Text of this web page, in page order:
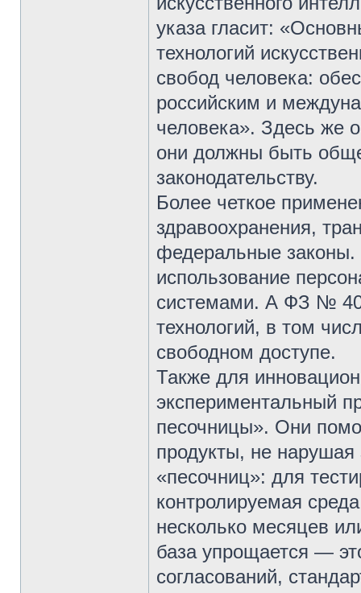
указа гласит:
технологий
свобод человека:
российским и
человека». Здесь же
они должны быть
законодательству.
Более четкое
здравоохранения,
федеральные
использование
системами. А ФЗ №
технологий, в том
свободном доступе.
Также для
экспериментальный
песочницы». Они
продукты, не нарушая
«песочниц»: для
контролируемая
несколько месяцев
база упрощается —
согласований,